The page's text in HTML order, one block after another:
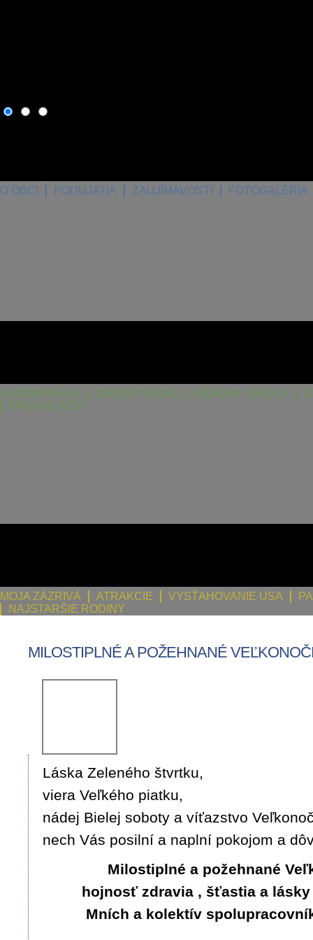
O OBCI PODUJATIA ZAUJÍMAVOSTI FOTOGALÉRIA
SAMOSPRÁVA OBECNÝ ÚRAD ÚRADNÁ TABUĽA
ORGANIZÁCIE
MOJA ZÁZRIVÁ ATRAKCIE VYSŤAHOVANIE USA
NAJSTARŠIE RODINY
MILOSTIPLNÉ A POŽEHNANÉ
Láska Zeleného štvrtku,
viera Veľkého piatku,
nádej Bielej soboty a víťazstvo
nech Vás posilní a naplní pokojom a
Milostiplné a požehnané
hojnosť zdravia , šťastia a lásky
Mních a kolektív